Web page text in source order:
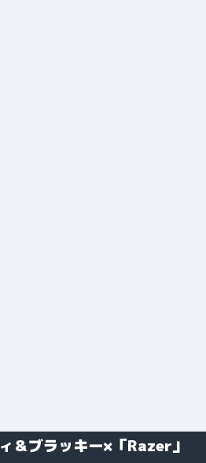
＆ブラッキー×「Razer」